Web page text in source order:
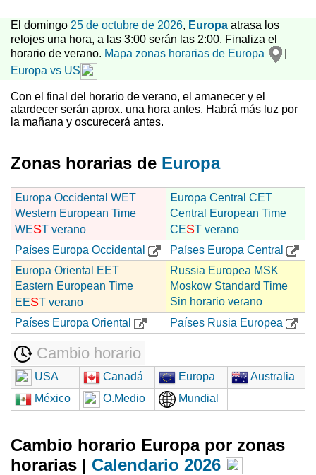
El domingo 25 de octubre de 2026, Europa atrasa los
relojes una hora, a las 3:00 serán las 2:00. Finaliza el
horario de verano. Mapa zonas horarias de Europa
Europa vs US
Con el final del horario de verano, el amanecer y el
atardecer serán aprox. una hora antes. Habrá más luz por
la mañana y oscurecerá antes.
Zonas horarias de Europa
Europa Occidental WET
Western European Time
WEST verano
Europa Central CET
Central European Time
CEST verano
Países Europa Occidental
Países Europa Central
Europa Oriental EET
Eastern European Time
EEST verano
Russia Europea MSK
Moskow Standard Time
Sin horario verano
Países Europa Oriental
Países Rusia Europea
Cambio horario
USA Canadá Europa
Australia
México
O.Medio Mundial
Cambio horario Europa por zonas
horarias | Calendario 2026